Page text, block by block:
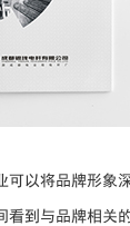
可以将品牌形象
到与品牌相关